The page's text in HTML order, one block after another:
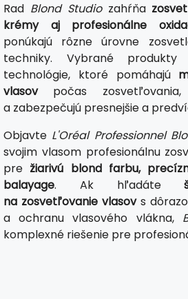
Rad Blond Studiozahŕňa
krémy aj profesionálne
ponúkajú rôzne úrovne
techniky. Vybrané produkty
technológie, ktoré pomáhajú
vlasovpočas zosvetľovania,
a zabezpečujú presnejšie a
Objavte L'Oréal Professionnel
svojim vlasom profesionálnu
pre žiarivú blond farbu,
balayage. Ak hľadáte
na zosvetľovanie vlasovs
a ochranu vlasového vlákna,
komplexné riešenie pre